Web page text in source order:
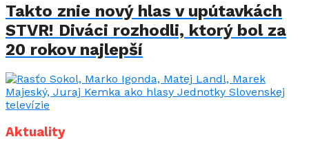
Takto znie nový hlas v upútavkách
STVR! Diváci rozhodli, ktorý bol za
20 rokov najlepší
Aktuality